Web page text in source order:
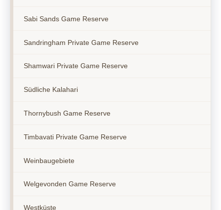
Sabi Sands Game Reserve
Sandringham Private Game Reserve
Shamwari Private Game Reserve
Südliche Kalahari
Thornybush Game Reserve
Timbavati Private Game Reserve
Weinbaugebiete
Welgevonden Game Reserve
Westküste